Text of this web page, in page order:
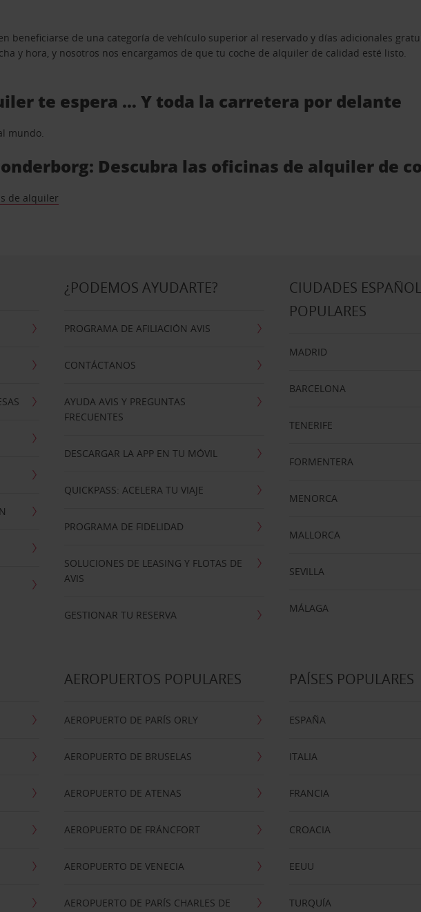
beneficiarse de una categoría de vehículo superior al reservado y días adicionales
y hora, y nosotros nos encargamos de que tu coche de alquiler de calidad esté listo.
te espera … Y toda la carretera por delante
mundo.
Descubra las oficinas de alquiler de
de alquiler
¿PODEMOS AYUDARTE?
PROGRAMA DE AFILIACIÓN AVIS
CONTÁCTANOS
AYUDA AVIS Y PREGUNTAS
FRECUENTES
DESCARGAR LA APP EN TU MÓVIL
QUICKPASS: ACELERA TU VIAJE
PROGRAMA DE FIDELIDAD
SOLUCIONES DE LEASING Y FLOTAS DE
AVIS
GESTIONAR TU RESERVA
CIUDADES
POPULARES
MADRID
BARCELONA
TENERIFE
FORMENTERA
MENORCA
MALLORCA
SEVILLA
MÁLAGA
AEROPUERTOS POPULARES
AEROPUERTO DE PARÍS ORLY
AEROPUERTO DE BRUSELAS
AEROPUERTO DE ATENAS
AEROPUERTO DE FRÁNCFORT
AEROPUERTO DE VENECIA
AEROPUERTO DE PARÍS CHARLES DE
PAÍSES POPULARES
ESPAÑA
ITALIA
FRANCIA
CROACIA
EEUU
TURQUÍA